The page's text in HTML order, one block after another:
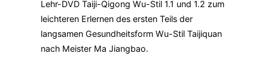
Lehr-DVD Taiji-Qigong Wu-Stil 1.1 und 1.2 zum
leichteren Erlernen des ersten Teils der
langsamen Gesundheitsform Wu-Stil Taijiquan
nach Meister Ma Jiangbao.